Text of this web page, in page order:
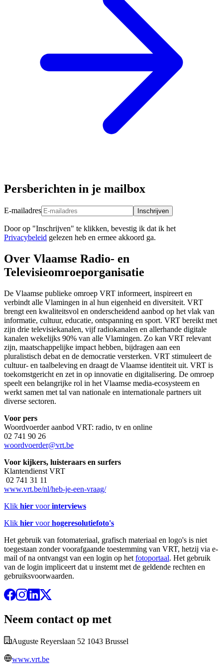
Persberichten in je mailbox
E-mailadres Inschrijven
Door op "Inschrijven" te klikken, bevestig ik dat ik het
Privacybeleid gelezen heb en ermee akkoord ga.
Over Vlaamse Radio- en
Televisieomroeporganisatie
De Vlaamse publieke omroep VRT informeert, inspireert en
verbindt alle Vlamingen in al hun eigenheid en diversiteit. VRT
brengt een kwaliteitsvol en onderscheidend aanbod op het vlak van
informatie, cultuur, educatie, ontspanning en sport. VRT bereikt met
zijn drie televisiekanalen, vijf radiokanalen en allerhande digitale
kanalen wekelijks 90% van alle Vlamingen. Zo kan VRT relevant
zijn, maatschappelijke impact hebben, bijdragen aan een
pluralistisch debat en de democratie versterken. VRT stimuleert de
cultuur- en taalbeleving en draagt de Vlaamse identiteit uit. VRT is
toekomstgericht en zet in op innovatie en digitalisering. De omroep
speelt een belangrijke rol in het Vlaamse media-ecosysteem en
werkt samen met tal van nationale en internationale partners uit
diverse sectoren.
Voor pers
Woordvoerder aanbod VRT: radio, tv en online
02 741 90 26
woordvoerder@vrt.be
Voor kijkers, luisteraars en surfers
Klantendienst VRT
02 741 31 11
www.vrt.be/nl/heb-je-een-vraag/
Klik hier voorinterviews
Klik hier voorhogeresolutiefoto's
Het gebruik van fotomateriaal, grafisch materiaal en logo's is niet
toegestaan zonder voorafgaande toestemming van VRT, hetzij via e-
mail of na ontvangst van een login op het fotoportaal. Het gebruik
van de login impliceert dat u instemt met de geldende rechten en
gebruiksvoorwaarden.
Neem contact op met
Auguste Reyerslaan 52 1043 Brussel
www.vrt.be